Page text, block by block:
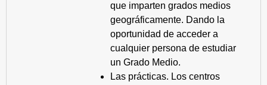
que imparten grados medios
geográficamente. Dando la
oportunidad de acceder a
cualquier persona de estudiar
un Grado Medio.
Las prácticas. Los centros